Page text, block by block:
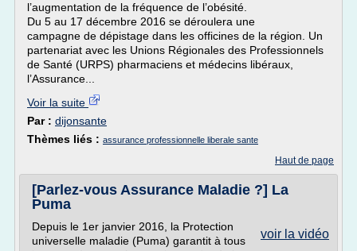
l’augmentation de la fréquence de l’obésité.
Du 5 au 17 décembre 2016 se déroulera une
campagne de dépistage dans les officines de la région. Un
partenariat avec les Unions Régionales des Professionnels
de Santé (URPS) pharmaciens et médecins libéraux,
l’Assurance...
Voir la suite
Par : dijonsante
Thèmes liés : assurance professionnelle liberale sante
Haut de page
[Parlez-vous Assurance Maladie ?] La
Puma
voir la vidéo
Depuis le 1er janvier 2016, la Protection
universelle maladie (Puma) garantit à tous